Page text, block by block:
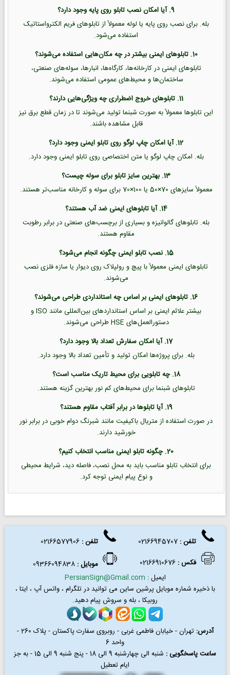
9. آیا امکان نصب تابلو روی پایه وجود دارد؟
بله. برای نصب روی پایه یا لوله معمولاً از تابلوهای فریم الکترواستاتیک
استفاده می‌شود.
10. تابلوهای ایمنی بیشتر در چه مکان‌هایی استفاده می‌شوند؟
تابلوهای ایمنی در کارخانه‌ها، کارگاه‌ها، انبارها، سوله‌های صنعتی،
ساختمان‌ها و محیط‌های عمومی استفاده می‌شوند.
11. تابلوهای خروج اضطراری چه ویژگی‌هایی دارند؟
این تابلوها معمولاً به صورت شبنما تولید می‌شوند تا در زمان قطع برق نیز
قابل مشاهده باشند.
12. آیا امکان چاپ لوگو روی تابلو ایمنی وجود دارد؟
بله. امکان چاپ لوگو یا متن اختصاصی روی تابلو ایمنی وجود دارد.
13. بهترین سایز تابلو برای سوله چیست؟
معمولاً سایزهای 70×50 یا 100×70 برای سوله و کارخانه مناسب‌تر هستند.
14. آیا تابلوهای ایمنی ضد آب هستند؟
بله. تابلوهای گالوانیزه و بسیاری از برچسب‌های صنعتی در برابر رطوبت
مقاوم هستند.
15. نصب تابلو ایمنی چگونه انجام می‌شود؟
تابلوهای ایمنی معمولاً با پیچ و رولپلاک روی دیوار یا سازه فلزی نصب
می‌شوند.
16. تابلوهای ایمنی بر اساس چه استانداردی طراحی می‌شوند؟
بیشتر علائم ایمنی بر اساس استانداردهای بین‌المللی مانند ISO و
دستورالعمل‌های HSE طراحی می‌شوند.
17. آیا امکان سفارش تعداد بالا وجود دارد؟
بله. برای پروژه‌ها امکان تولید و تأمین تعداد بالا وجود دارد.
18. چه تابلویی برای محیط تاریک مناسب است؟
تابلوهای شبنما برای محیط‌های کم نور بهترین گزینه هستند.
19. آیا تابلوها در برابر آفتاب مقاوم هستند؟
در صورت استفاده از متریال باکیفیت مانند شبرنگ دوام خوبی در برابر نور
خورشید دارند.
20. چگونه تابلو ایمنی مناسب انتخاب کنیم؟
برای انتخاب تابلو مناسب باید به محل نصب، فاصله دید، شرایط محیطی
و نوع پیام ایمنی توجه کرد.
تلفن : تلفن:
02166577906
فکس:
02166910676 موبایل :
ایمیل : PersianSign@Gmail.com
با ذخیره شماره موبایل پرشین ساین می توانید درتلگرام ، واتس آپ ، ایتا ،
روبیکا ، بله و سروش پیام دهید.
آدرس:
تهران - خیابان فاطمی غربی - روبروی سفارت پاکستان - پلاک 260 -
واحد 6
ساعت پاسخگویی :
شنبه الی چهارشنبه 9 الی 18 - پنج شنبه 9 الی 15 - به جز
ایام تعطیل